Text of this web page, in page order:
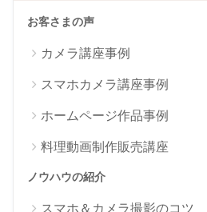
お客さまの声
カメラ講座事例
スマホカメラ講座事例
ホームページ作品事例
料理動画制作販売講座
ノウハウの紹介
スマホ＆カメラ撮影のコツ